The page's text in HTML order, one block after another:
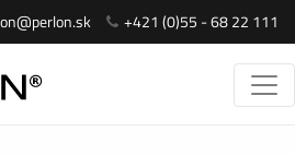
+421 (0)55 - 68 22 111